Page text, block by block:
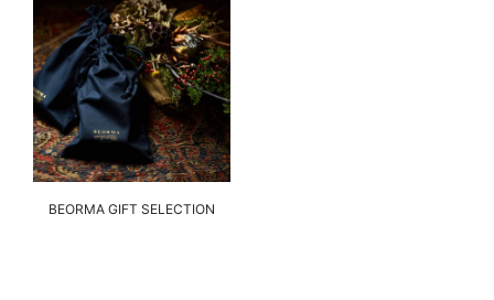
BEORMA GIFT SELECTION